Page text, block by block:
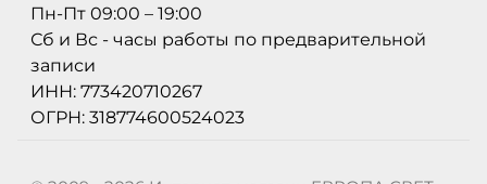
Пн-Пт 09:00 – 19:00
Сб и Вс - часы работы по предварительной
записи
ИНН: 773420710267
ОГРН: 318774600524023